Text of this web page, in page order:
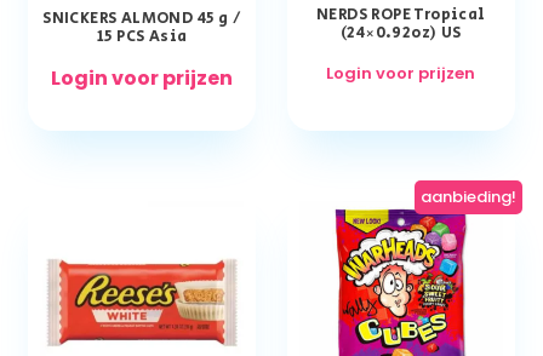
SNICKERS ALMOND 45 g /
15 PCS Asia
Login voor prijzen
NERDS ROPE Tropical
(24×0.92oz) US
Login voor prijzen
aanbieding!